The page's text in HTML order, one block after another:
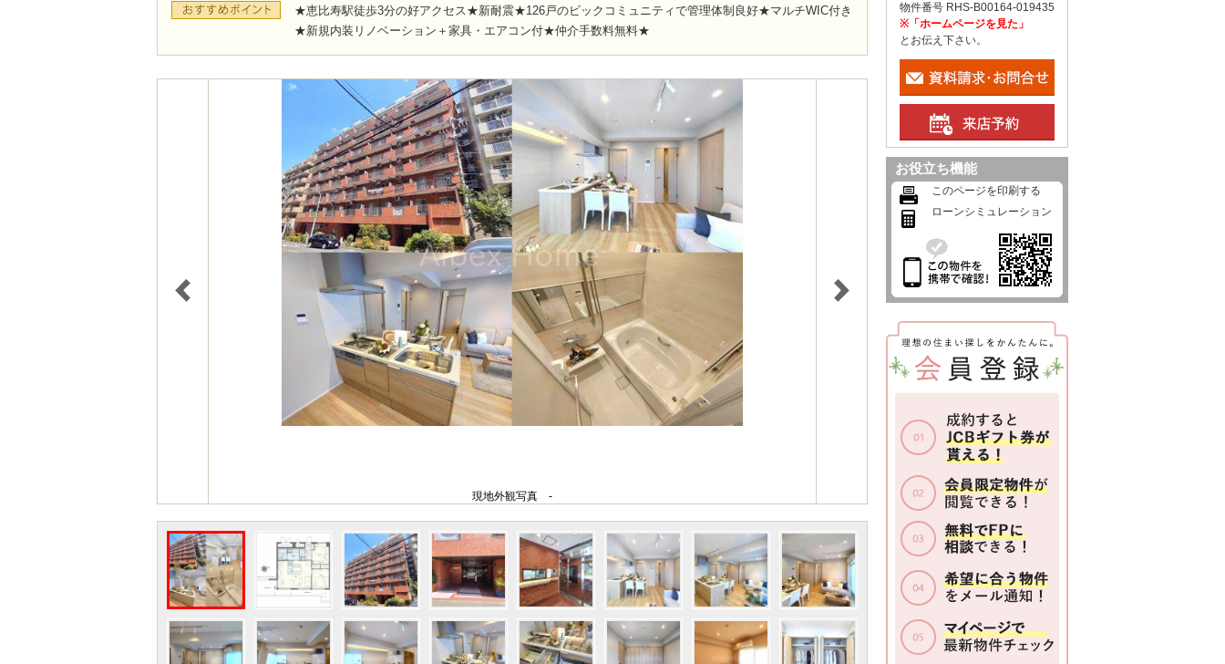
★恵比寿駅徒歩3分の好アクセス★新耐震★126戸のビックコミュニティで管理体制良好★マルチWIC付き
★新規内装リノベーション＋家具・エアコン付★仲介手数料無料★
現地外観写真 -
物件番号 RHS-B00164-019435
※「ホームページを見た」
とお伝え下さい。
お役立ち機能
このページを印刷する
ローンシミュレーション